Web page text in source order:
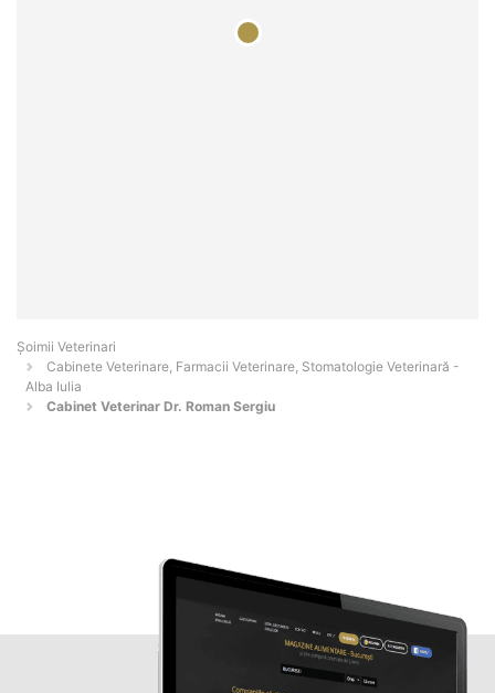
Șoimii Veterinari
Cabinete Veterinare, Farmacii Veterinare, Stomatologie Veterinară -
Alba Iulia
Cabinet Veterinar Dr. Roman Sergiu